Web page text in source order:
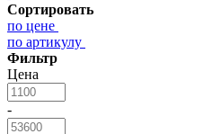
Сортировать
по цене
по артикулу
Фильтр
Цена
-